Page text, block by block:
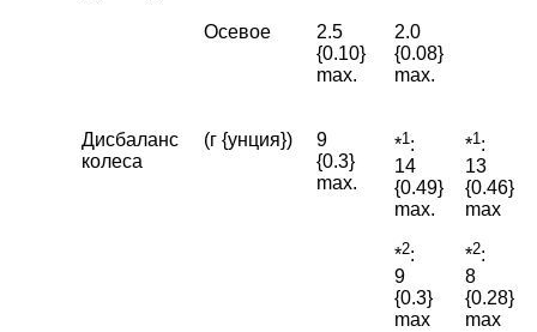
Осевое
2.5
{0.10}
max.
2.0
{0.08}
max.
Дисбаланс
колеса
(г {унция})
9
{0.3}
max.
*1 :
14
{0.49}
max.
*2:
9
{0.3}
max
*1 :
13
{0.46}
max
*2:
8
{0.28}
max